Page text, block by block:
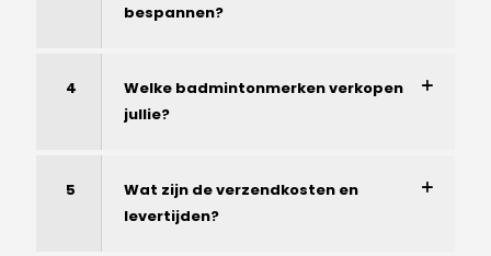
bespannen?
4
Welke badmintonmerken verkopen
jullie?
5
Wat zijn de verzendkosten en
levertijden?